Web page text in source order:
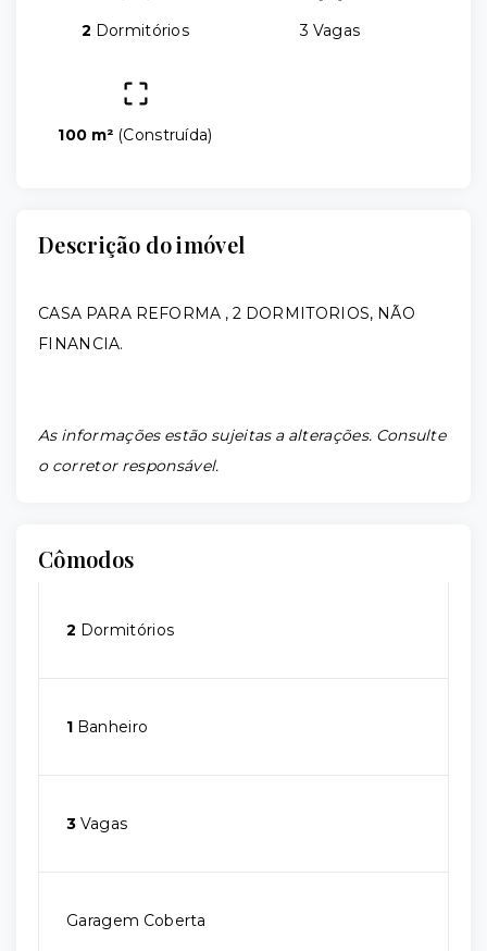
2 Dormitórios 3 Vagas
100 m² (Construída)
Descrição do imóvel
CASA PARA REFORMA , 2 DORMITORIOS, NÃO
FINANCIA.
As informações estão sujeitas a alterações. Consulte
o corretor responsável.
Cômodos
2 Dormitórios
1 Banheiro
3 Vagas
Garagem Coberta